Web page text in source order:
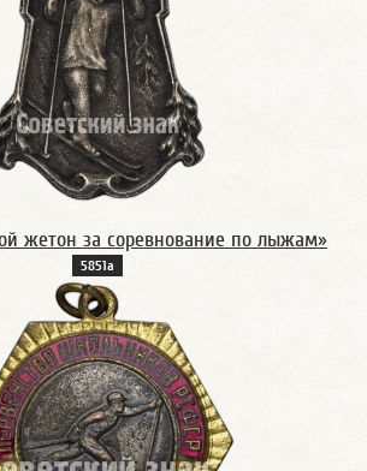
жетон за соревнование по лыжам»
5851а